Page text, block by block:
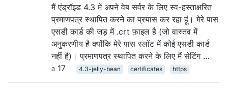
मैं एंड्रॉइड 4.3 में अपने वेब सर्वर के लिए स्व-हस्ताक्षरित
प्रमाणपत्र स्थापित करने का प्रयास कर रहा हूं। मेरे पास
एसडी कार्ड की जड़ में .crt फ़ाइल है (जो वास्तव में
अनुकरणीय है क्योंकि मेरे पास स्लॉट में कोई एसडी कार्ड
नहीं है)। प्रमाणपत्र स्थापित करने के लिए मैं सेटिंग …
17
4.3-jelly-bean certificates https